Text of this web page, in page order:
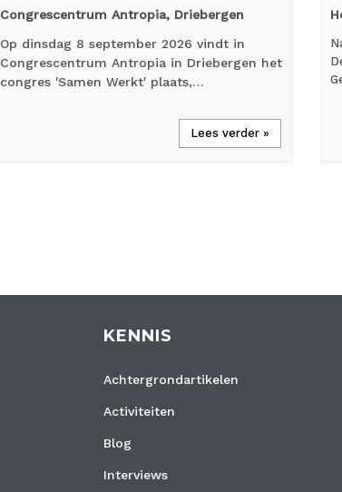
Congrescentrum Antropia, Driebergen
Op dinsdag 8 september 2026 vindt in
Congrescentrum Antropia in Driebergen het
congres 'Samen Werkt' plaats,…
Lees verder »
KENNIS
Achtergrondartikelen
Activiteiten
Blog
Interviews